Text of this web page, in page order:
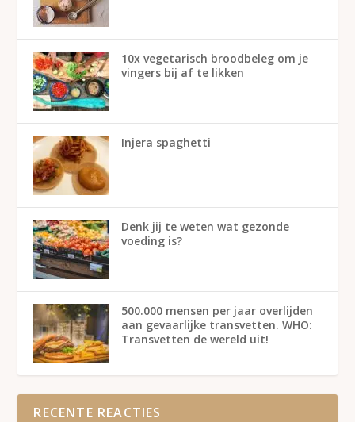
10x vegetarisch broodbeleg om je
vingers bij af te likken
Injera spaghetti
Denk jij te weten wat gezonde
voeding is?
500.000 mensen per jaar overlijden
aan gevaarlijke transvetten. WHO:
Transvetten de wereld uit!
RECENTE REACTIES